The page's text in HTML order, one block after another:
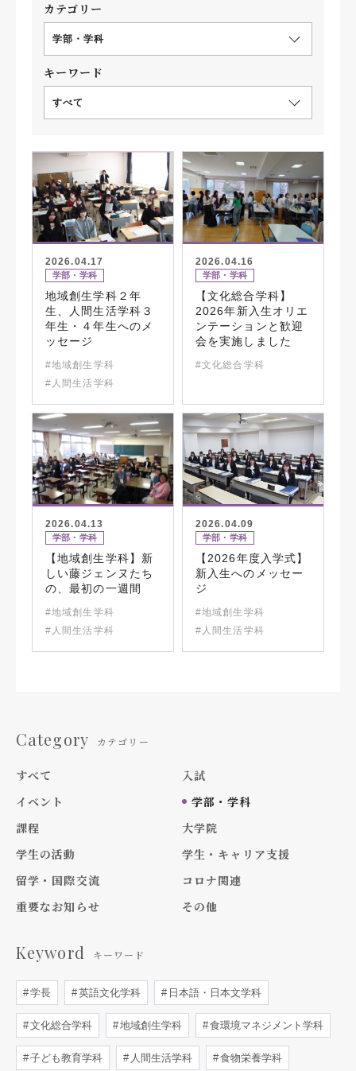
カテゴリー
学部・学科
キーワード
すべて
2026.04.17
学部・学科
地域創生学科２年
生、人間生活学科３
年生・４年生へのメ
ッセージ
#地域創生学科
#人間生活学科
2026.04.16
学部・学科
【文化総合学科】
2026年新入生オリエ
ンテーションと歓迎
会を実施しました
#文化総合学科
2026.04.13
学部・学科
【地域創生学科】新
しい藤ジェンヌたち
の、最初の一週間
#地域創生学科
#人間生活学科
2026.04.09
学部・学科
【2026年度入学式】
新入生へのメッセー
ジ
#地域創生学科
#人間生活学科
Category カテゴリー
すべて
入試
イベント
学部・学科
課程
大学院
学生の活動
学生・キャリア支援
留学・国際交流
コロナ関連
重要なお知らせ
その他
Keyword キーワード
学長 英語文化学科 日本語・日本文学科
文化総合学科 地域創生学科 食環境マネジメント学科
子ども教育学科 人間生活学科 食物栄養学科